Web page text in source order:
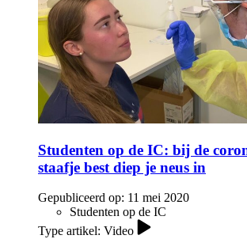
Studenten op de IC: bij de
staafje best diep je neus in
Gepubliceerd op: 11 mei 2020
Studenten op de IC
Type artikel: Video